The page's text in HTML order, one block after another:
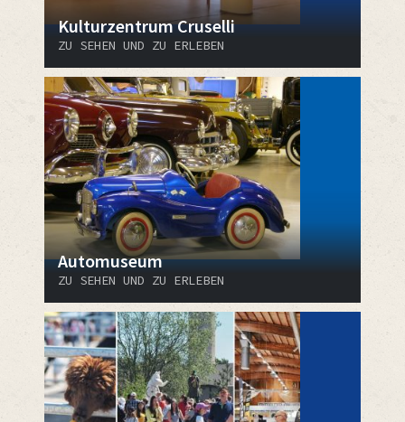
Kulturzentrum Cruselli
ZU SEHEN UND ZU ERLEBEN
Automuseum
ZU SEHEN UND ZU ERLEBEN